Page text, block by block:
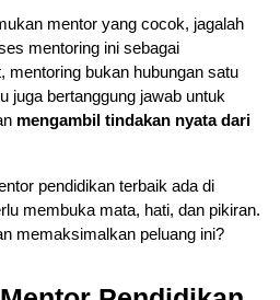
mentor yang cocok, jagalah
mentoring ini sebagai
mentoring bukan hubungan satu
juga bertanggung jawab untuk
mengambil tindakan nyata dari
pendidikan terbaik ada di
membuka mata, hati, dan pikiran.
memaksimalkan peluang ini?